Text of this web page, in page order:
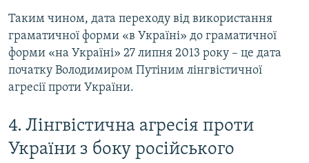
Таким чином, дата переходу від використання
граматичної форми «в Україні» до граматичної
форми «на Україні» 27 липня 2013 року – це дата
початку Володимиром Путіним лінгвістичної
агресії проти України.
4. Лінгвістична агресія проти
України з боку російського